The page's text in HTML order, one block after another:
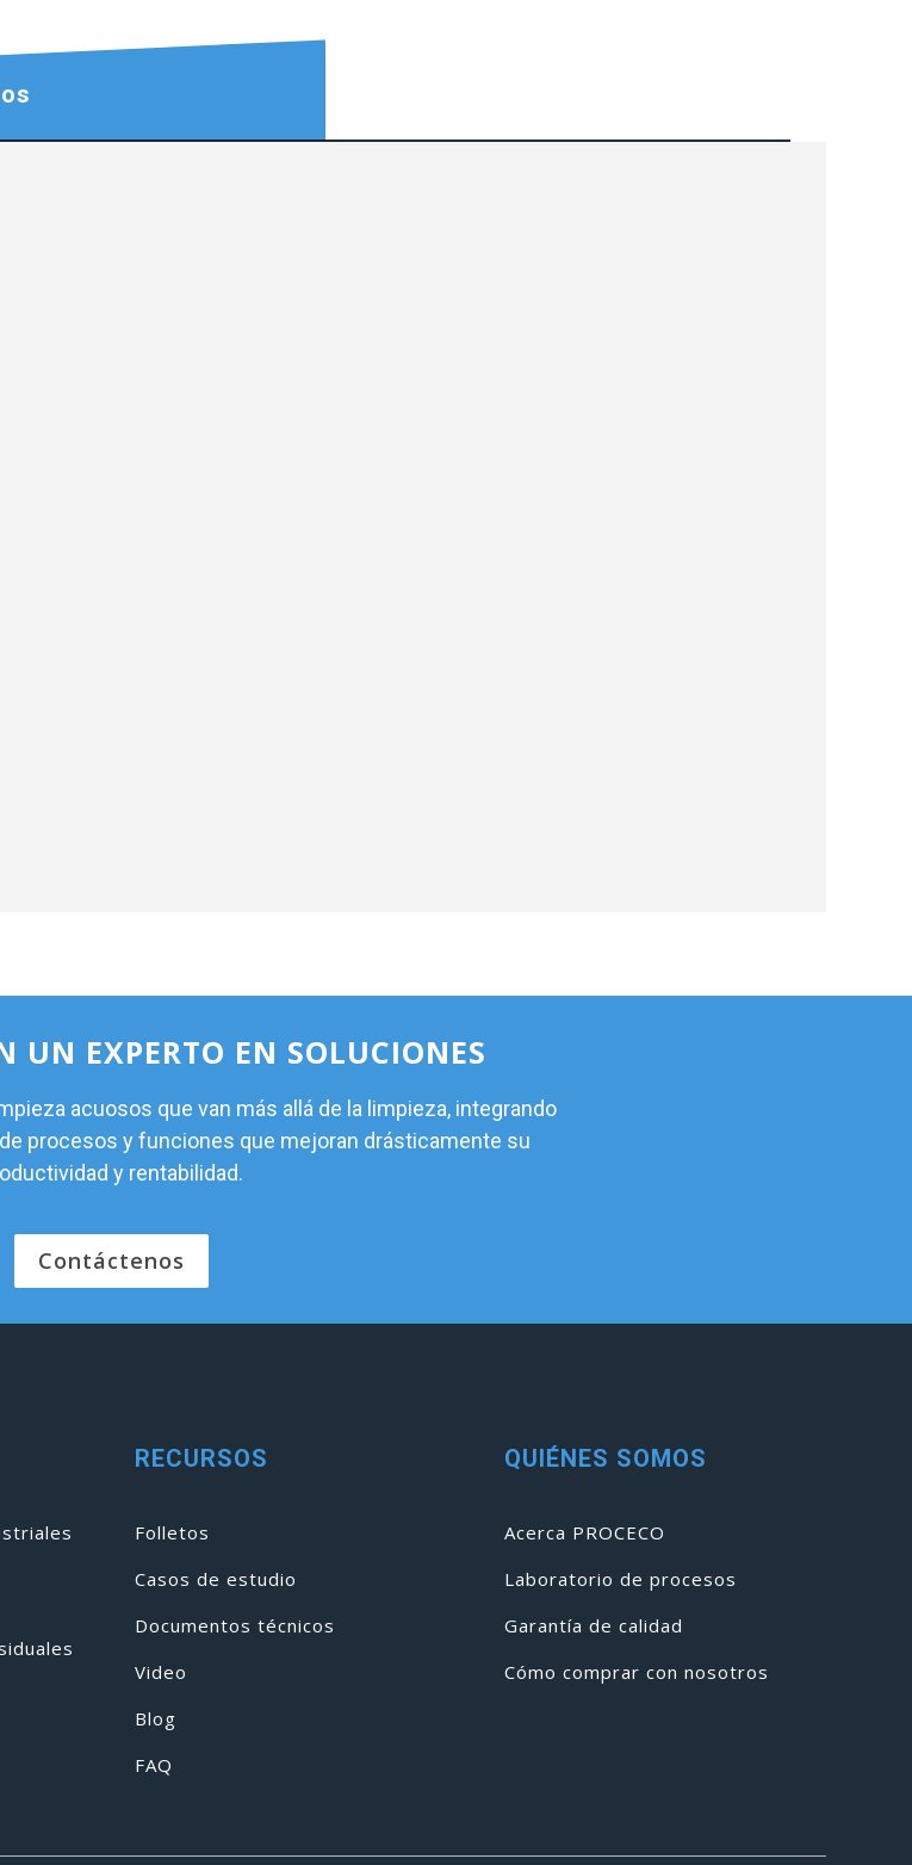
UN EXPERTO EN SOLUCIONES
acuosos que van más allá de la limpieza, integrando
procesos y funciones que mejoran drásticamente su
y rentabilidad.
Contáctenos
RECURSOS
Folletos
Casos de estudio
Documentos técnicos
Video
Blog
FAQ
QUIÉNES SOMOS
Acerca PROCECO
Laboratorio de procesos
Garantía de calidad
Cómo comprar con nosotros